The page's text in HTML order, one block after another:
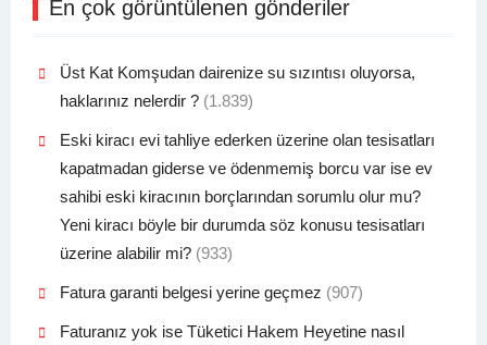
En çok görüntülenen gönderiler
Üst Kat Komşudan dairenize su sızıntısı oluyorsa,
haklarınız nelerdir ? (1.839)
Eski kiracı evi tahliye ederken üzerine olan tesisatları
kapatmadan giderse ve ödenmemiş borcu var ise ev
sahibi eski kiracının borçlarından sorumlu olur mu?
Yeni kiracı böyle bir durumda söz konusu tesisatları
üzerine alabilir mi? (933)
Fatura garanti belgesi yerine geçmez (907)
Faturanız yok ise Tüketici Hakem Heyetine nasıl